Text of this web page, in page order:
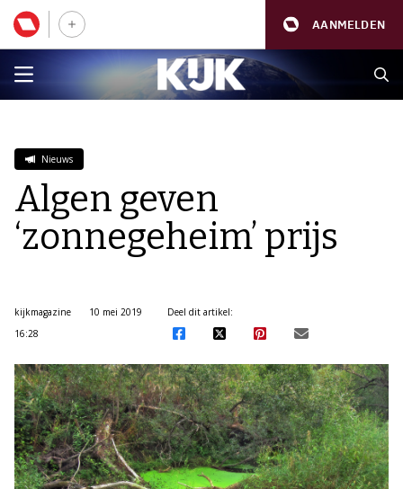
AANMELDEN
Nieuws
Algen geven
‘zonnegeheim’ prijs
kijkmagazine
10 mei 2019
16:28
Deel dit artikel: